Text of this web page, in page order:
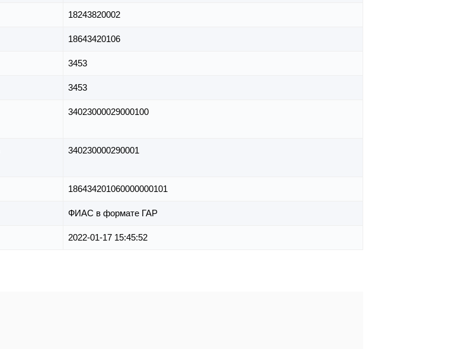
18243820002
18643420106
3453
3453
34023000029000100
340230000290001
186434201060000000101
ФИАС в формате ГАР
2022-01-17 15:45:52